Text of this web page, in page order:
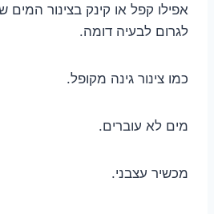
אפילו קפל או קינק בצינור המים
לגרום לבעיה דומה.
כמו צינור גינה מקופל.
מים לא עוברים.
מכשיר עצבני.